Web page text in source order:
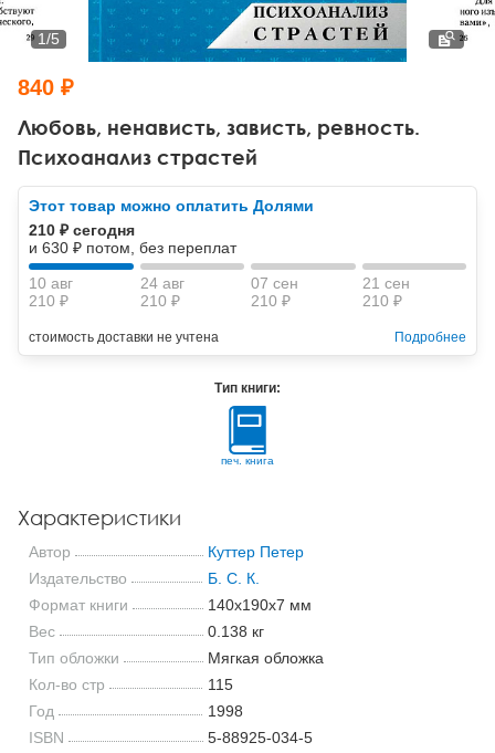
Тревожные расстройства, панические атаки
Психодрама
Другие направления психотерапии
Классический, эриксоновский гипноз и НЛП
НЛП
Психология труда и эргономика
Социальная психология
Социальная и организационная психология
Классический и юнгианский психоанализ
Любовь, ненависть, зависть, ревность.
Психоанализ страстей
1/5
840 ₽
Этот товар можно оплатить Долями
210 ₽ сегодня
и 630 ₽ потом, без переплат
10 авг
210 ₽
24 авг
210 ₽
07 сен
210 ₽
21 сен
210 ₽
стоимость доставки не учтена Подробнее
Тип книги:
печ. книга
Характеристики
Автор
Куттер Петер
Издательство
Б. С. К.
Формат книги
140x190x7 мм
Вес
0.138 кг
Тип обложки
Мягкая обложка
Кол-во стр
115
Год
1998
ISBN
5-88925-034-5